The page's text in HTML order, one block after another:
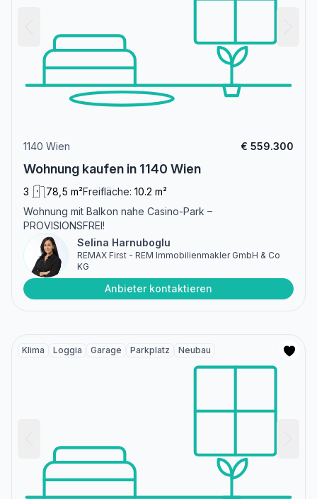
1140 Wien € 559.300
Wohnung kaufen in 1140 Wien
3 78,5 m²Freifläche: 10.2 m²
Wohnung mit Balkon nahe Casino-Park –
PROVISIONSFREI!
Selina Harnuboglu
REMAX First - REM Immobilienmakler GmbH & Co
KG
Anbieter kontaktieren
Klima Loggia Garage Parkplatz Neubau